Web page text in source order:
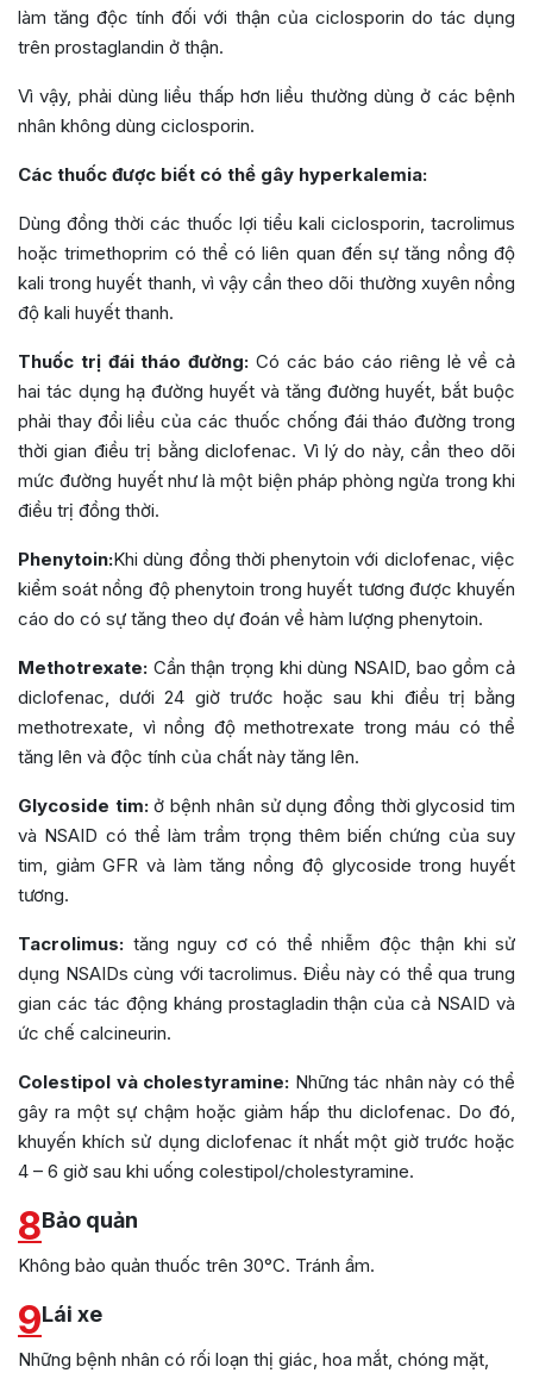
làm tăng độc tính đối với thận của ciclosporin do tác dụng
trên prostaglandin ở thận.
Vì vậy, phải dùng liều thấp hơn liều thường dùng ở các bệnh
nhân không dùng ciclosporin.
Các thuốc được biết có thể gây hyperkalemia:
Dùng đồng thời các thuốc lợi tiểu kali ciclosporin, tacrolimus
hoặc trimethoprim có thể có liên quan đến sự tăng nồng độ
kali trong huyết thanh, vì vậy cần theo dõi thường xuyên nồng
độ kali huyết thanh.
Thuốc trị đái tháo đường: Có các báo cáo riêng lẻ về cả
hai tác dụng hạ đường huyết và tăng đường huyết, bắt buộc
phải thay đổi liều của các thuốc chống đái tháo đường trong
thời gian điều trị bằng diclofenac. Vì lý do này, cần theo dõi
mức đường huyết như là một biện pháp phòng ngừa trong khi
điều trị đồng thời.
Phenytoin:Khi dùng đồng thời phenytoin với diclofenac, việc
kiểm soát nồng độ phenytoin trong huyết tương được khuyến
cáo do có sự tăng theo dự đoán về hàm lượng phenytoin.
Methotrexate: Cần thận trọng khi dùng NSAID, bao gồm cả
diclofenac, dưới 24 giờ trước hoặc sau khi điều trị bằng
methotrexate, vì nồng độ methotrexate trong máu có thể
tăng lên và độc tính của chất này tăng lên.
Glycoside tim:ở bệnh nhân sử dụng đồng thời glycosid tim
và NSAID có thể làm trầm trọng thêm biến chứng của suy
tim, giảm GFR và làm tăng nồng độ glycoside trong huyết
tương.
Tacrolimus: tăng nguy cơ có thể nhiễm độc thận khi sử
dụng NSAIDs cùng với tacrolimus. Điều này có thể qua trung
gian các tác động kháng prostagladin thận của cả NSAID và
ức chế calcineurin.
Colestipol và cholestyramine: Những tác nhân này có thể
gây ra một sự chậm hoặc giảm hấp thu diclofenac. Do đó,
khuyến khích sử dụng diclofenac ít nhất một giờ trước hoặc
4 – 6 giờ sau khi uống colestipol/cholestyramine.
8Bảo quản
Không bảo quản thuốc trên 30°C. Tránh ẩm.
9Lái xe
Những bệnh nhân có rối loạn thị giác, hoa mắt, chóng mặt,